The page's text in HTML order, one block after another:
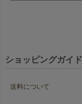
ショッピングガイド
送料について